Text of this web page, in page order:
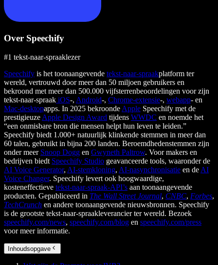
Over Speechify
#1 tekst-naar-spraaklezer
Speechify is het toonaangevende tekst-naar-spraakplatform ter
wereld, vertrouwd door meer dan 50 miljoen gebruikers en
bekroond met meer dan 500.000 vijfsterrenbeoordelingen voor zijn
tekst-naar-spraak iOS-, Android-, Chrome-extensie-, webapp- en
Mac-desktopapps. In 2025 bekroonde Apple Speechify met de
prestigieuze Apple Design Award tijdens WWDC en noemde het
“een onmisbare bron die mensen helpt hun leven te leiden.”
Speechify biedt 1.000+ natuurlijk klinkende stemmen in meer dan
60 talen, gebruikt in bijna 200 landen. Beroemdhedenstemmen zijn
onder meer Snoop Dogg en Gwyneth Paltrow. Voor makers en
bedrijven biedt Speechify Studio geavanceerde tools, waaronder de
AI Voice Generator, AI-stemkloning, AI-nasynchronisatie en de AI
Voice Changer. Speechify levert ook hoogwaardige,
kosteneffectieve tekst-naar-spraak-API’s aan toonaangevende
producten. Gepubliceerd in The Wall Street Journal, CNBC, Forbes,
TechCrunch en andere toonaangevende nieuwsbronnen. Speechify
is de grootste tekst-naar-spraakleverancier ter wereld. Bezoek
speechify.com/news, speechify.com/blog en speechify.com/press
voor meer informatie.
Inhoudsopgave